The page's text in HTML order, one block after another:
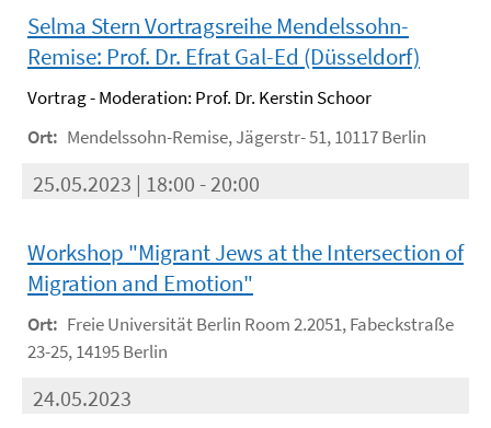
Selma Stern Vortragsreihe Mendelssohn-
Remise: Prof. Dr. Efrat Gal-Ed (Düsseldorf)
Vortrag - Moderation: Prof. Dr. Kerstin Schoor
Ort: Mendelssohn-Remise, Jägerstr- 51, 10117 Berlin
25.05.2023 | 18:00 - 20:00
Workshop "Migrant Jews at the Intersection of
Migration and Emotion"
Ort: Freie Universität Berlin Room 2.2051, Fabeckstraße
23-25, 14195 Berlin
24.05.2023